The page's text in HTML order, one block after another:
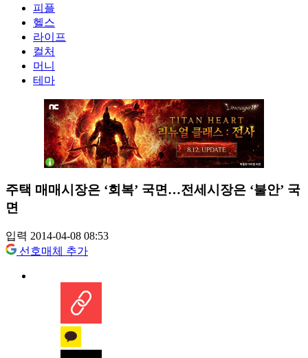
피플
헬스
라이프
컬처
머니
테마
주택 매매시장은 ‘회복’ 국면…전세시장은 ‘불안’ 국
면
입력 2014-04-08 08:53
선호매체 추가